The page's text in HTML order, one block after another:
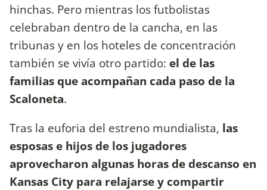
hinchas. Pero mientras los futbolistas
celebraban dentro de la cancha, en las
tribunas y en los hoteles de concentración
también se vivía otro partido: el de las
familias que acompañan cada paso de la
Scaloneta.
Tras la euforia del estreno mundialista, las
esposas e hijos de los jugadores
aprovecharon algunas horas de descanso en
Kansas City para relajarse y compartir